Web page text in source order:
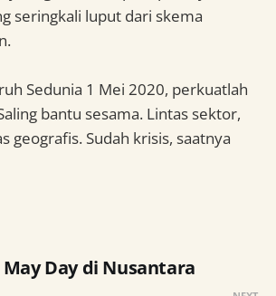
seringkali luput dari skema
Sedunia 1 Mei 2020, perkuatlah
bantu sesama. Lintas sektor,
geografis. Sudah krisis, saatnya
May Day di Nusantara